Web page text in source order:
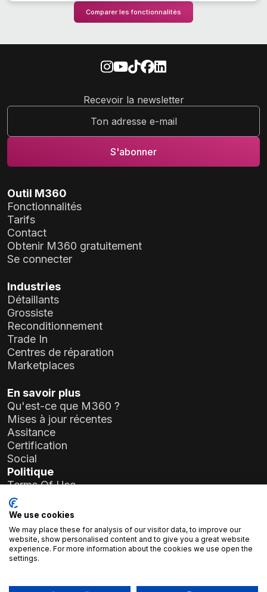
Comparer les fonctionnalités
Recevoir la newsletter
Outil M360
Fonctionnalités
Tarifs
Contact
Obtenir M360 gratuitement
Se connecter
Industries
Détaillants
Grossiste
Reconditionnement
Trade In
Centres de réparation
Marketplaces
En savoir plus
Qu'est-ce que M360 ?
Mises à jour récentes
Assitance
Certification
Social
Politique
Terms Of Use
Privacy Policy
General Data Protection Regulation (GDPR)
Informations sur l'entreprise
Atlas Soft Ltd.
19-35 rue Prielle Kornélia
We use cookies
We may place these for analysis of our visitor data, to improve our
website, show personalised content and to give you a great website
experience. For more information about the cookies we use open the
settings.